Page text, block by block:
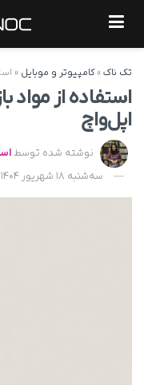
تک ناک»کامپیوتر و موبایل »
اپل‌واچ
نوشته شده توسط
سه‌شنبه 18 شهریور 1404 - 23:37